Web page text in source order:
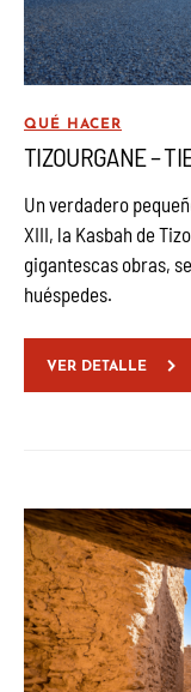
QUÉ HACER
TIZOURGANE –
Un verdadero
XIII, la Kasbah de
gigantescas obras,
huéspedes.
VER DETALLE